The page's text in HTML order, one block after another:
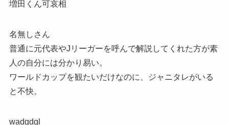
増田くん可哀相
名無しさん
普通に元代表やJリーガーを呼んで解説してくれた方が素
人の自分には分かり易い。
ワールドカップを観たいだけなのに、ジャニタレがいる
と不快。
wadgdgl